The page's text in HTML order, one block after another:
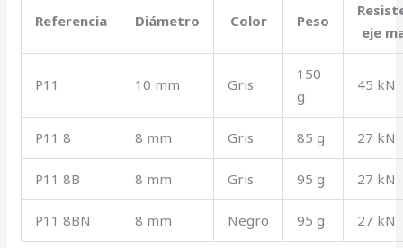
Referencia Diámetro Color Peso
eje
P11 10 mm Gris
150
g
45 kN
P11 8 8 mm Gris 85 g 27 kN
P11 8B 8 mm Gris 95 g 27 kN
P11 8BN 8 mm Negro 95 g 27 kN